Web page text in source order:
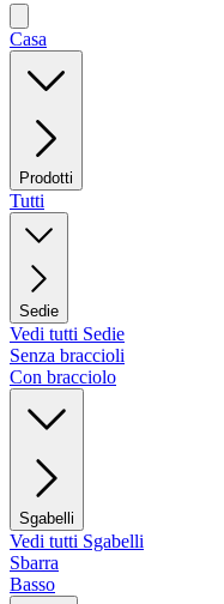
Casa
Prodotti
Tutti
Sedie
Vedi tutti Sedie
Senza braccioli
Con bracciolo
Sgabelli
Vedi tutti Sgabelli
Sbarra
Basso